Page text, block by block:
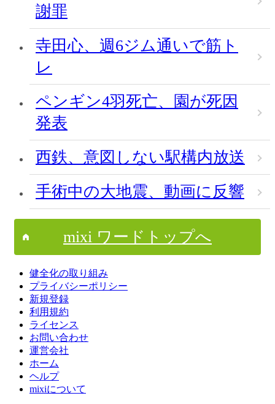
謝罪
寺田心、週6ジム通いで筋ト
レ
ペンギン4羽死亡、園が死因
発表
西鉄、意図しない駅構内放送
手術中の大地震、動画に反響
mixi ワードトップへ
健全化の取り組み
プライバシーポリシー
新規登録
利用規約
ライセンス
お問い合わせ
運営会社
ホーム
ヘルプ
mixiについて